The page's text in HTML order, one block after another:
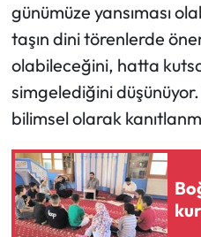
günümüze yansıması
taşın dini törenlerde
olabileceğini, hatta
simgelediğini
bilimsel olarak